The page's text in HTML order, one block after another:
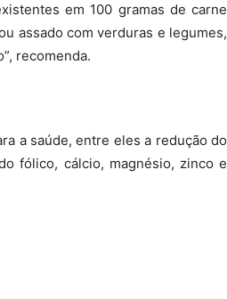
em 100 gramas de carne
assado com verduras e legumes,
recomenda.
a saúde, entre eles a redução do
fólico, cálcio, magnésio, zinco e